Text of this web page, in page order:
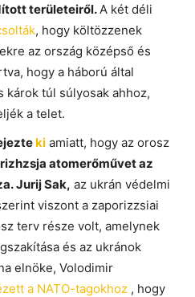
területeiről.A két déli
, hogy költözzenek
az ország középső és
hogy a háború által
túl súlyosak ahhoz,
a telet.
ki amiatt, hogy az orosz
atomerőművet az
Jurij Sak, az ukrán védelmi
viszont a zaporizzsiai
terv része volt, amelynek
és az ukránok
elnöke, Volodimir
a NATO-tagokhoz , hogy